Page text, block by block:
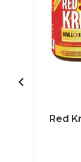
Red